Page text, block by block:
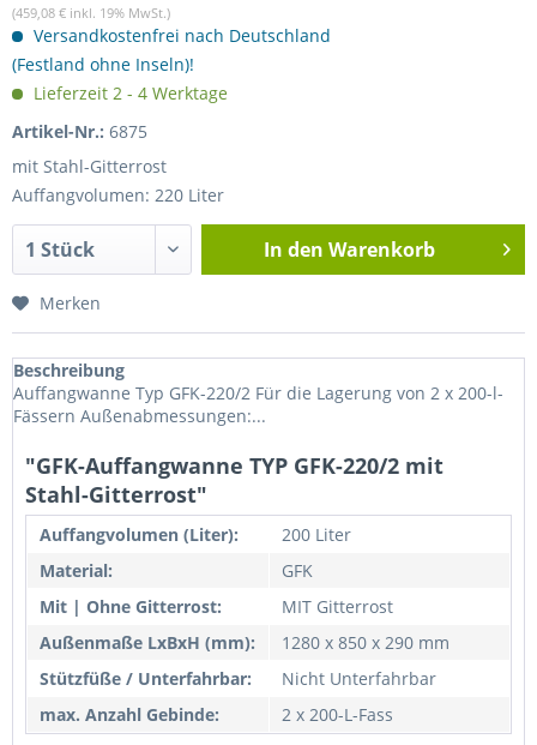
(459,08 € inkl. 19% MwSt.)
Versandkostenfrei nach Deutschland
(Festland ohne Inseln)!
Lieferzeit 2 - 4 Werktage
Artikel-Nr.: 6875
mit Stahl-Gitterrost
Auffangvolumen: 220 Liter
In den Warenkorb
Merken
Beschreibung
Auffangwanne Typ GFK-220/2 Für die Lagerung von 2 x 200-l-
Fässern Außenabmessungen:...
"GFK-Auffangwanne TYP GFK-220/2 mit
Stahl-Gitterrost"
Auffangvolumen (Liter):
200 Liter
Material:
GFK
Mit | Ohne Gitterrost:
MIT Gitterrost
Außenmaße LxBxH (mm):
1280 x 850 x 290 mm
Stützfüße / Unterfahrbar:
Nicht Unterfahrbar
max. Anzahl Gebinde:
2 x 200-L-Fass